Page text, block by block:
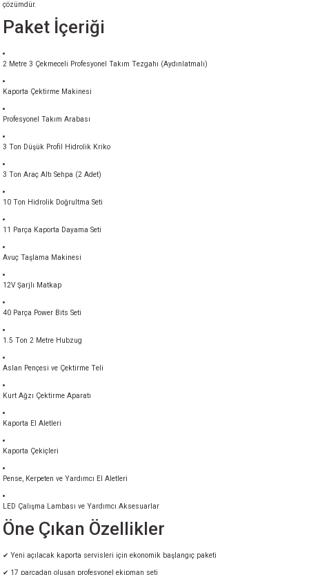
Üfleme Makinesi
çözümdür.
Paket İçeriği
2 Metre 3 Çekmeceli Profesyonel Takım Tezgahı (Aydınlatmalı)
Kaporta Çektirme Makinesi
Profesyonel Takım Arabası
3 Ton Düşük Profil Hidrolik Kriko
3 Ton Araç Altı Sehpa (2 Adet)
10 Ton Hidrolik Doğrultma Seti
11 Parça Kaporta Dayama Seti
Avuç Taşlama Makinesi
12V Şarjlı Matkap
40 Parça Power Bits Seti
1.5 Ton 2 Metre Hubzug
Aslan Pençesi ve Çektirme Teli
Kurt Ağzı Çektirme Aparatı
Kaporta El Aletleri
Kaporta Çekiçleri
Pense, Kerpeten ve Yardımcı El Aletleri
LED Çalışma Lambası ve Yardımcı Aksesuarlar
Öne Çıkan Özellikler
✔ Yeni açılacak kaporta servisleri için ekonomik başlangıç paketi
✔ 17 parçadan oluşan profesyonel ekipman seti